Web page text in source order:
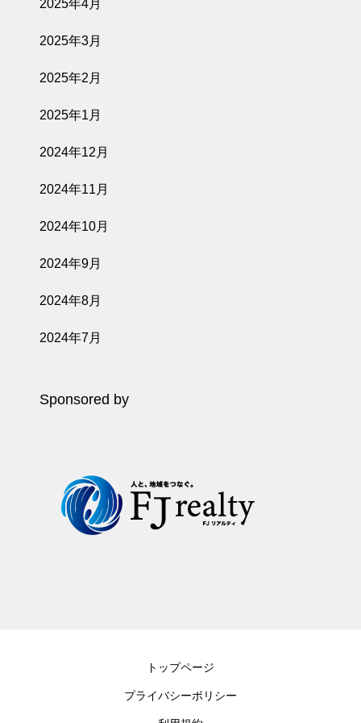
2025年4月
2025年3月
2025年2月
2025年1月
2024年12月
2024年11月
2024年10月
2024年9月
2024年8月
2024年7月
Sponsored by
トップページ
プライバシーポリシー